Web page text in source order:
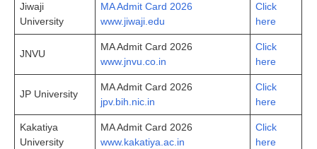
Jiwaji
University
MA Admit Card 2026
www.jiwaji.edu
Click
here
JNVU
MA Admit Card 2026
www.jnvu.co.in
Click
here
JP University
MA Admit Card 2026
jpv.bih.nic.in
Click
here
Kakatiya
University
MA Admit Card 2026
www.kakatiya.ac.in
Click
here